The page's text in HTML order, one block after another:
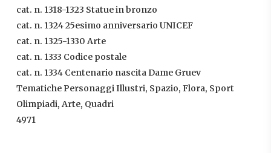
cat. n. 1318-1323 Statue in bronzo
cat. n. 1324 25esimo anniversario UNICEF
cat. n. 1325-1330 Arte
cat. n. 1333 Codice postale
cat. n. 1334 Centenario nascita Dame Gruev
Tematiche Personaggi Illustri, Spazio, Flora, Sport
Olimpiadi, Arte, Quadri
4971